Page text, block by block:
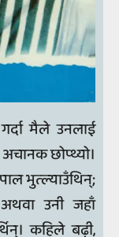
मैले उनलाई
छोप्थ्यो।
भुत्ल्याउँथिन्;
उनी जहाँ
कहिले बढ़ी,